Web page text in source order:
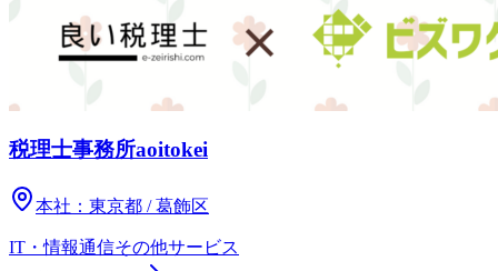
税理士事務所aoitokei
本社： 東京都 / 葛飾区
IT・情報通信その他サービス